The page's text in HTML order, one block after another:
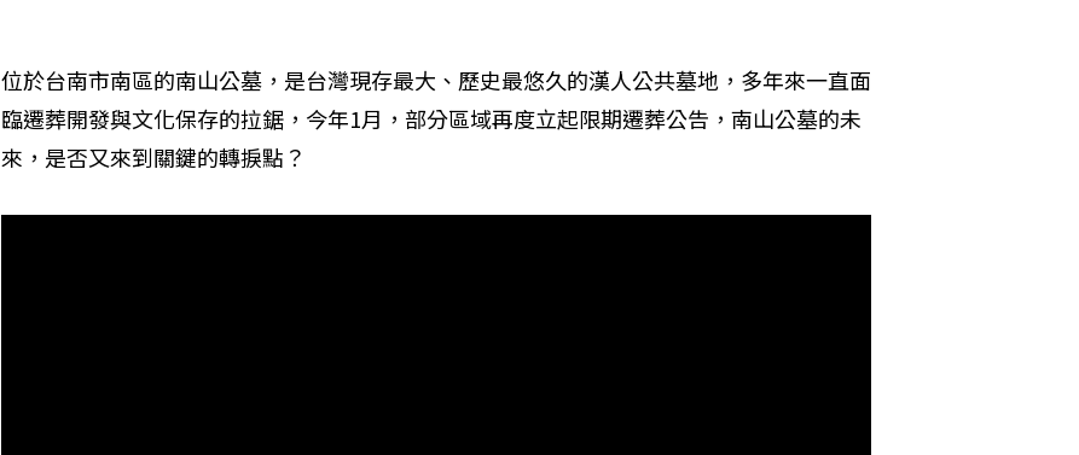
位於台南市南區的南山公墓，是台灣現存最大、歷史最悠久的漢人公共墓地，多年來一直面
臨遷葬開發與文化保存的拉鋸，今年1月，部分區域再度立起限期遷葬公告，南山公墓的未
來，是否又來到關鍵的轉捩點？